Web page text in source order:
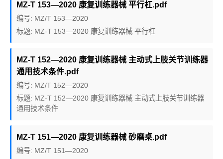
MZ-T 153—2020 康复训练器械 平行杠.pdf
编号: MZ/T 153—2020
标题: MZ-T 153—2020 康复训练器械 平行杠
MZ-T 152—2020 康复训练器械 主动式上肢关节训练器
通用技术条件.pdf
编号: MZ/T 152—2020
标题: MZ-T 152—2020 康复训练器械 主动式上肢关节训练器
通用技术条件
MZ-T 151—2020 康复训练器械 砂磨桌.pdf
编号: MZ/T 151—2020